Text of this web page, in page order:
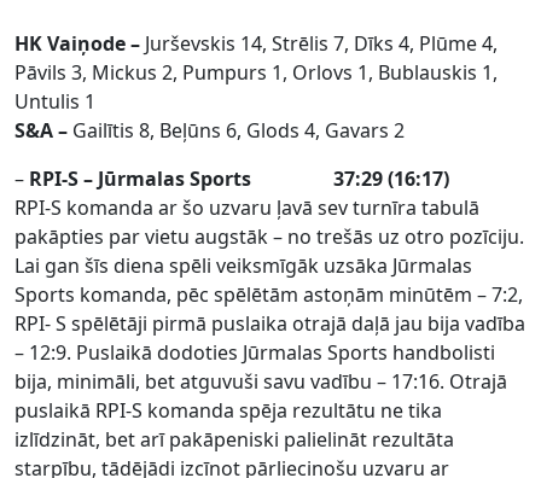
HK Vaiņode – Jurševskis 14, Strēlis 7, Dīks 4, Plūme 4,
Pāvils 3, Mickus 2, Pumpurs 1, Orlovs 1, Bublauskis 1,
Untulis 1
S&A – Gailītis 8, Beļūns 6, Glods 4, Gavars 2
– RPI-S – Jūrmalas Sports 37:29 (16:17)
RPI-S komanda ar šo uzvaru ļavā sev turnīra tabulā
pakāpties par vietu augstāk – no trešās uz otro pozīciju.
Lai gan šīs diena spēli veiksmīgāk uzsāka Jūrmalas
Sports komanda, pēc spēlētām astoņām minūtēm – 7:2,
RPI- S spēlētāji pirmā puslaika otrajā daļā jau bija vadība
– 12:9. Puslaikā dodoties Jūrmalas Sports handbolisti
bija, minimāli, bet atguvuši savu vadību – 17:16. Otrajā
puslaikā RPI-S komanda spēja rezultātu ne tika
izlīdzināt, bet arī pakāpeniski palielināt rezultāta
starpību, tādējādi izcīnot pārliecinošu uzvaru ar